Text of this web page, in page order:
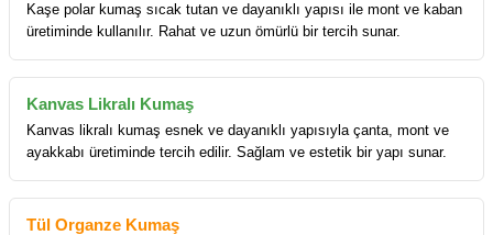
Kaşe polar kumaş sıcak tutan ve dayanıklı yapısı ile mont ve kaban
üretiminde kullanılır. Rahat ve uzun ömürlü bir tercih sunar.
Kanvas Likralı Kumaş
Kanvas likralı kumaş esnek ve dayanıklı yapısıyla çanta, mont ve
ayakkabı üretiminde tercih edilir. Sağlam ve estetik bir yapı sunar.
Tül Organze Kumaş